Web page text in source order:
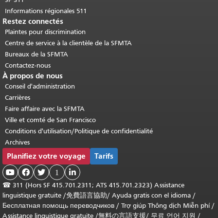
Informations régionales 511
Restez connectés
Plaintes pour discrimination
Centre de service à la clientèle de la SFMTA
Bureaux de la SFMTA
Contactez-nous
À propos de nous
Conseil d'administration
Carrières
Faire affaire avec la SFMTA
Ville et comté de San Francisco
Conditions d'utilisation/Politique de confidentialité
Archives
Planifiez votre voyage Tarifs
   1 
☎ 311 (Hors SF 415.701.2311; ATS 415.701.2323) Assistance
linguistique gratuite /免費語言協助/ Ayuda gratis con el idioma /
Бесплатная помощь переводчиков / Trợ giúp Thông dịch Miễn phí/
Assistance linguistique gratuite /無料の言語支援/ 무료 언어 지원 /